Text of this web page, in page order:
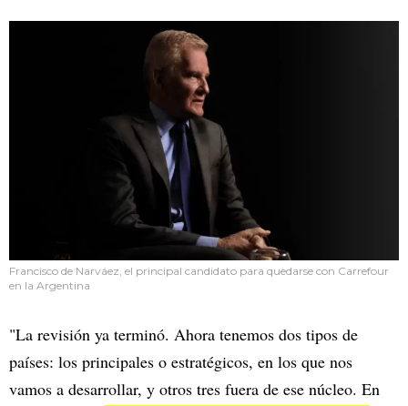
Francisco de Narváez, el principal candidato para quedarse con Carrefour
en la Argentina
"La revisión ya terminó. Ahora tenemos dos tipos de
países: los principales o estratégicos, en los que nos
vamos a desarrollar, y otros tres fuera de ese núcleo. En